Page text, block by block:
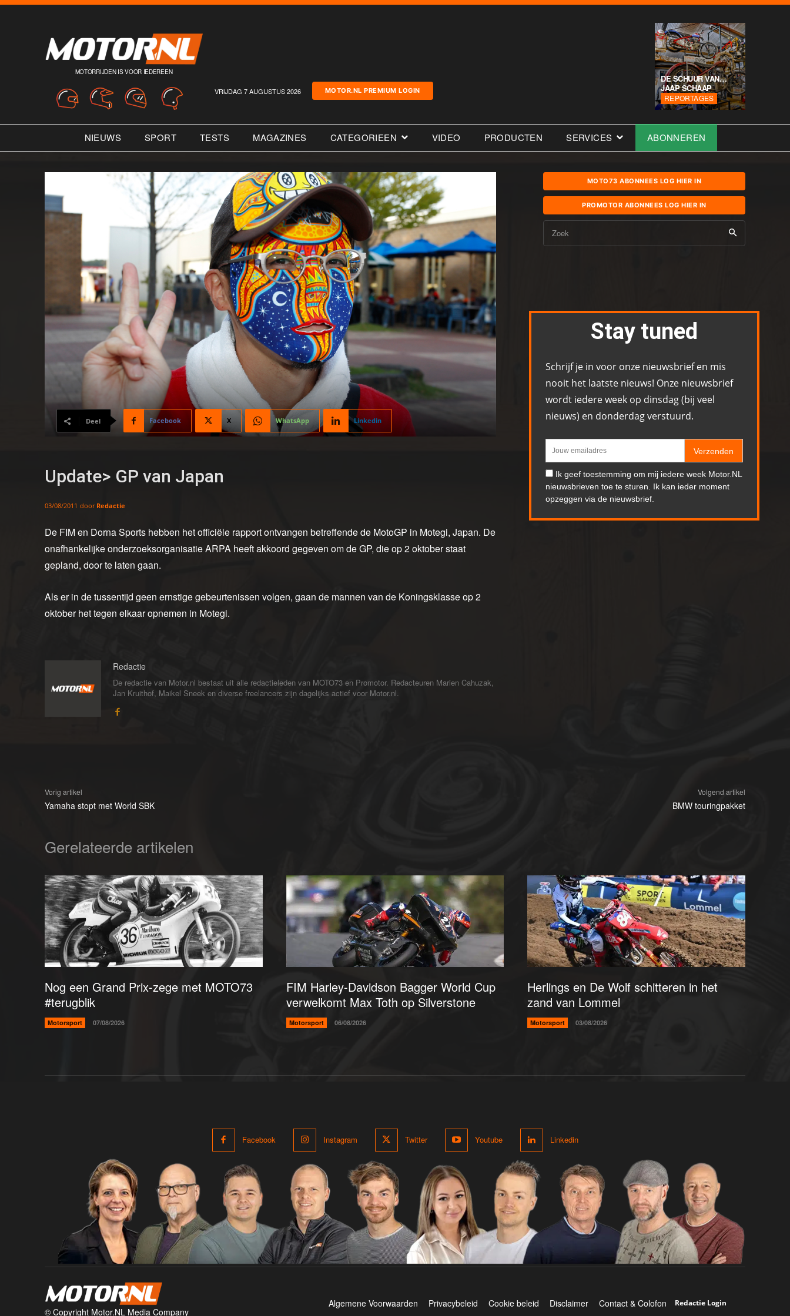
MOTORRIJDEN IS VOOR IEDEREEN
VRIJDAG 7 AUGUSTUS 2026 MOTOR.NL PREMIUM LOGIN
DE SCHUUR VAN…
JAAP SCHAAP
REPORTAGES
NIEUWS SPORT TESTS MAGAZINES CATEGORIEEN VIDEO PRODUCTEN SERVICES ABONNEREN
Deel Facebook X WhatsApp Linkedin
Update> GP van Japan
03/08/2011 door Redactie
De FIM en Dorna Sports hebben het officiële rapport ontvangen betreffende de MotoGP in Motegi, Japan. De
onafhankelijke onderzoeksorganisatie ARPA heeft akkoord gegeven om de GP, die op 2 oktober staat
gepland, door te laten gaan.
Als er in de tussentijd geen ernstige gebeurtenissen volgen, gaan de mannen van de Koningsklasse op 2
oktober het tegen elkaar opnemen in Motegi.
Redactie
De redactie van Motor.nl bestaat uit alle redactieleden van MOTO73 en Promotor. Redacteuren Marien Cahuzak,
Jan Kruithof, Maikel Sneek en diverse freelancers zijn dagelijks actief voor Motor.nl.
MOTO73 ABONNEES LOG HIER IN
PROMOTOR ABONNEES LOG HIER IN
Zoek
Stay tuned
Schrijf je in voor onze nieuwsbrief en mis
nooit het laatste nieuws! Onze nieuwsbrief
wordt iedere week op dinsdag (bij veel
nieuws) en donderdag verstuurd.
Verzenden
Ik geef toestemming om mij iedere week Motor.NL
nieuwsbrieven toe te sturen. Ik kan ieder moment
opzeggen via de nieuwsbrief.
Vorig artikel
Yamaha stopt met World SBK
Volgend artikel
BMW touringpakket
Gerelateerde artikelen
Nog een Grand Prix-zege met MOTO73
#terugblik
Motorsport 07/08/2026
FIM Harley-Davidson Bagger World Cup
verwelkomt Max Toth op Silverstone
Motorsport 06/08/2026
Herlings en De Wolf schitteren in het
zand van Lommel
Motorsport 03/08/2026
Facebook Instagram Twitter Youtube Linkedin
© Copyright Motor.NL Media Company
Algemene Voorwaarden Privacybeleid Cookie beleid Disclaimer Contact & Colofon Redactie Login